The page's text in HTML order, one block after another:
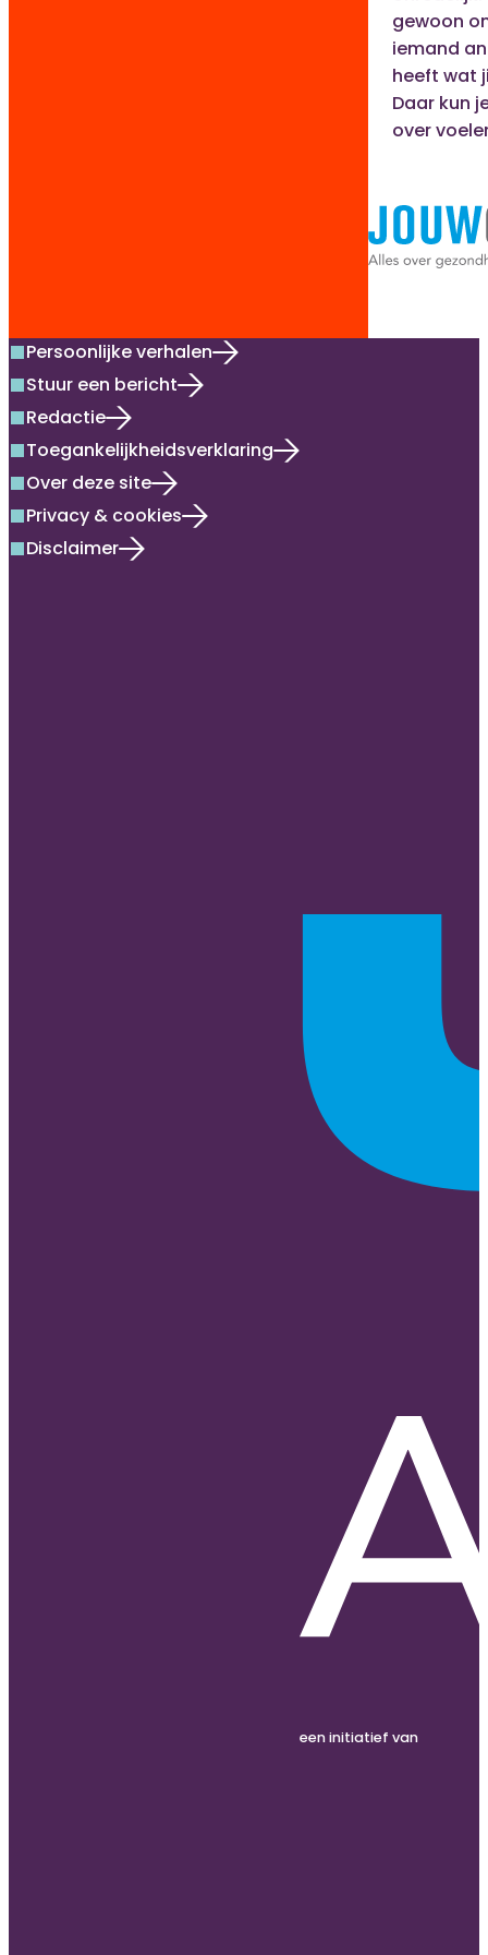
gewoon
iemand
heeft wat
Daar kun
over
Persoonlijke verhalen
Stuur een bericht
Redactie
Toegankelijkheidsverklaring
Over deze site
Privacy & cookies
Disclaimer
een initiatief van